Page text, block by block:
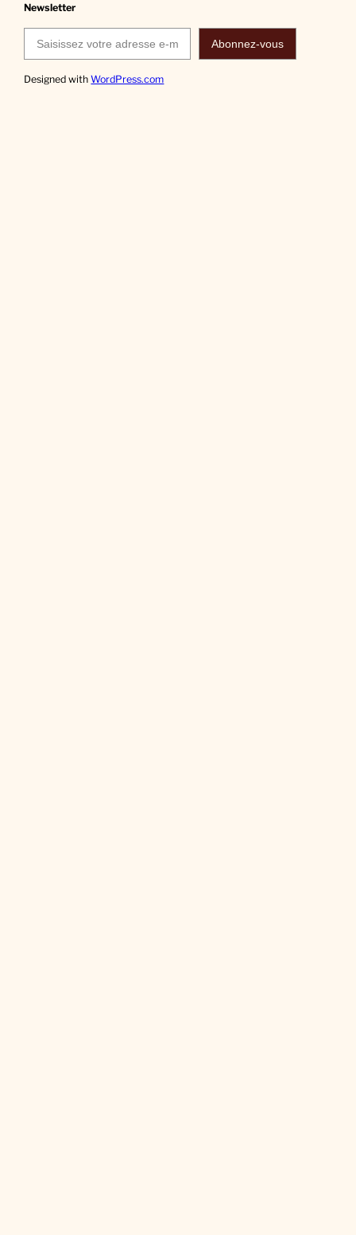
Newsletter
Saisissez votre adresse e-mail…
Abonnez-vous
Designed withWordPress.com